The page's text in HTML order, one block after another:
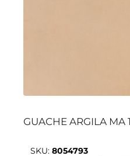
GUACHE ARGILA MA
SKU: 8054793